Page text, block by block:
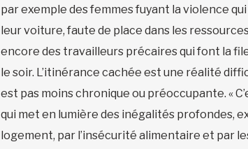
par exemple des femmes fuyant la violence
leur voiture, faute de place dans les
encore des travailleurs précaires qui font la
le soir. L’itinérance cachée est une réalité
est pas moins chronique ou préoccupante. «
qui met en lumière des inégalités profondes,
logement, par l’insécurité alimentaire et par